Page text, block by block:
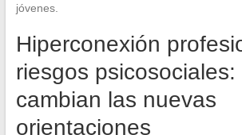
jóvenes.
Hiperconexión
riesgos psicosociales:
cambian las nuevas
orientaciones